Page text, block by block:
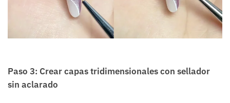
Paso 3: Crear capas tridimensionales con sellador
sin aclarado